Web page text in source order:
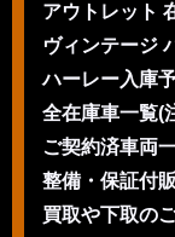
アウトレット
ヴィンテージ
ハーレー入庫
全在庫車一覧(
ご契約済車両
整備・保証付
買取や下取の